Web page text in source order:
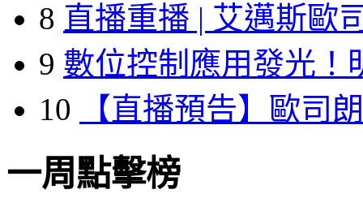
8 直播重播 | 艾邁斯歐
9 數位控制應用發光！
10
【直播預告】歐司
一周點擊榜